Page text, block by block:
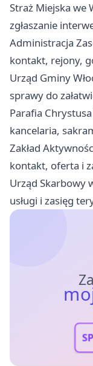
Straż Miejska we
zgłaszanie
Administracja
kontakt, rejony,
Urząd Gminy
sprawy do
Parafia
kancelaria,
Zakład
kontakt, oferta i
Urząd Skarbowy
usługi i zasięg